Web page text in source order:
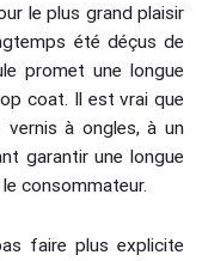
le plus grand plaisir
été déçus de
promet une longue
coat. Il est vrai que
à ongles, à un
garantir une longue
consommateur.
faire plus explicite